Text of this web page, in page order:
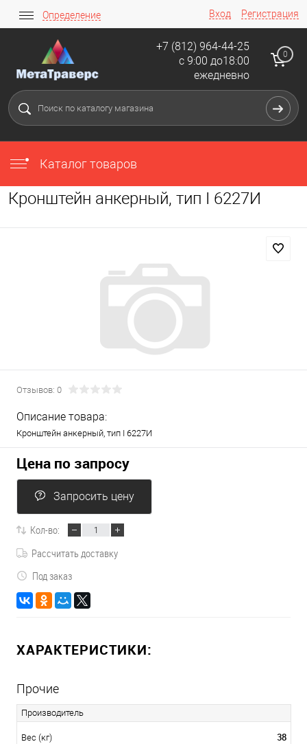
Вход Регистрация
Определение
+7 (812) 964-44-25
с 9:00 до18:00
ежедневно
0
Каталог товаров
Кронштейн анкерный, тип I 6227И
Отзывов: 0
Описание товара:
Кронштейн анкерный, тип I 6227И
Цена по запросу
Запросить цену
Кол-во:
Рассчитать доставку
Под заказ
ХАРАКТЕРИСТИКИ:
Прочие
Производитель
Вес (кг) 38